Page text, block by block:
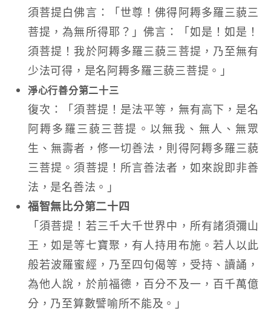
須菩提白佛言：「世尊！佛得阿耨多羅三藐三
菩提，為無所得耶？」佛言：「如是！如是！
須菩提！我於阿耨多羅三藐三菩提，乃至無有
少法可得，是名阿耨多羅三藐三菩提。」
淨心行善分第二十三
復次：「須菩提！是法平等，無有高下，是名
阿耨多羅三藐三菩提。以無我、無人、無眾
生、無壽者，修一切善法，則得阿耨多羅三藐
三菩提。須菩提！所言善法者，如來說即非善
法，是名善法。」
福智無比分第二十四
「須菩提！若三千大千世界中，所有諸須彌山
王，如是等七寶聚，有人持用布施。若人以此
般若波羅蜜經，乃至四句偈等，受持、讀誦，
為他人說，於前福德，百分不及一，百千萬億
分，乃至算數譬喻所不能及。」